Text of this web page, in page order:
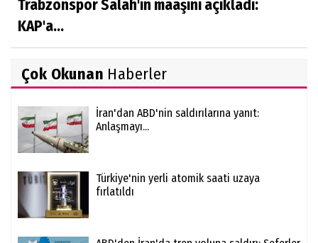
Trabzonspor Salah'ın maaşını açıkladı:
KAP'a...
Çok Okunan Haberler
İran'dan ABD'nin saldırılarına yanıt:
Anlaşmayı...
Türkiye'nin yerli atomik saati uzaya
fırlatıldı